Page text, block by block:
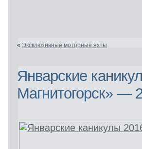
« Эксклюзивные моторные яхты
Январские
Магнитогорск» —